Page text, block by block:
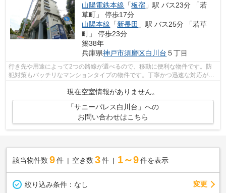
山陽電鉄本線 「板宿 」駅 バス23分 「若
草町」 停歩17分
山陽本線 「新長田 」駅 バス25分 「若草
町」 停歩23分
築38年
兵庫県神戸市須磨区白川台 ５丁目
行き先や用途によって2つの路線が選べるので、移動に便利な物件です。防
犯対策もバッチリなマンションタイプの物件です。丁寧かつ迅速な対応がモ
ットーのお家くん。お問い合せはコチラ...
現在空室情報がありません。
「サニーパレス白川台」への
お問い合わせはこちら
該当物件数 9件 空き数 3 件 1～9 件を表示
絞り込み条件： なし 変更